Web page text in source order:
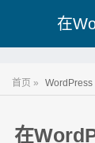
在
首页 » WordPress
在